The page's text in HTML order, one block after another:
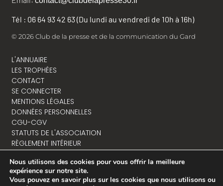
Tél : 06 64 93 42 63 (Du lundi au vendredi de 10h à 16h)
© 2026 Club de la presse et de la communication du Gard
L'ANNUAIRE
LES TROPHÉES
CONTACT
SE CONNECTER
MENTIONS LÉGALES
DONNÉES PERSONNELLES
CGU-CGV
STATUTS DE L'ASSOCIATION
RÈGLEMENT INTÉRIEUR
NOUS CONTACTER
Nous utilisons des cookies pour vous offrir la meilleure
expérience sur notre site.
Vous pouvez en savoir plus sur les cookies que nous utilisons ou